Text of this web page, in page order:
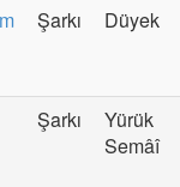
Şarkı Düyek
Şarkı
Yürük
Semâî